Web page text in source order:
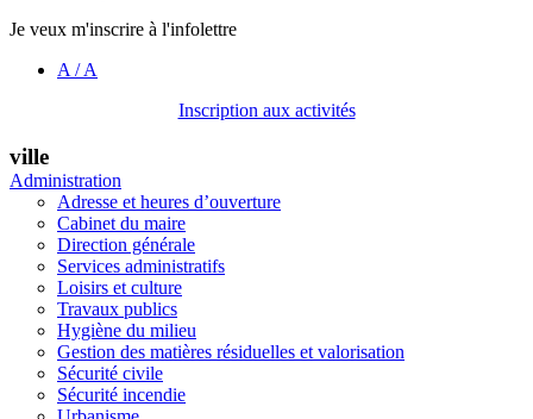
Je veux m'inscrire à l'infolettre
A /A
Inscription aux activités
ville
Administration
Adresse et heures d’ouverture
Cabinet du maire
Direction générale
Services administratifs
Loisirs et culture
Travaux publics
Hygiène du milieu
Gestion des matières résiduelles et valorisation
Sécurité civile
Sécurité incendie